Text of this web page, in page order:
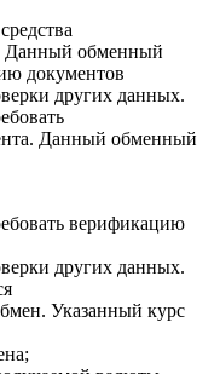
Данный обменный
документов
других данных.
Данный обменный
верификацию
других данных.
Указанный курс